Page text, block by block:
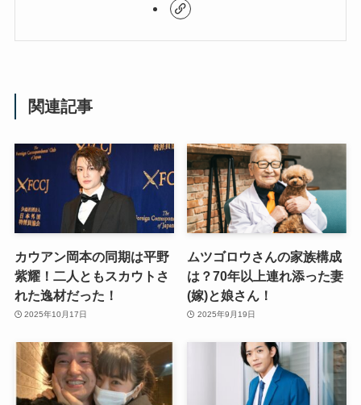
関連記事
カウアン岡本の同期は平野
紫耀！二人ともスカウトさ
れた逸材だった！
2025年10月17日
ムツゴロウさんの家族構成
は？70年以上連れ添った妻
(嫁)と娘さん！
2025年9月19日